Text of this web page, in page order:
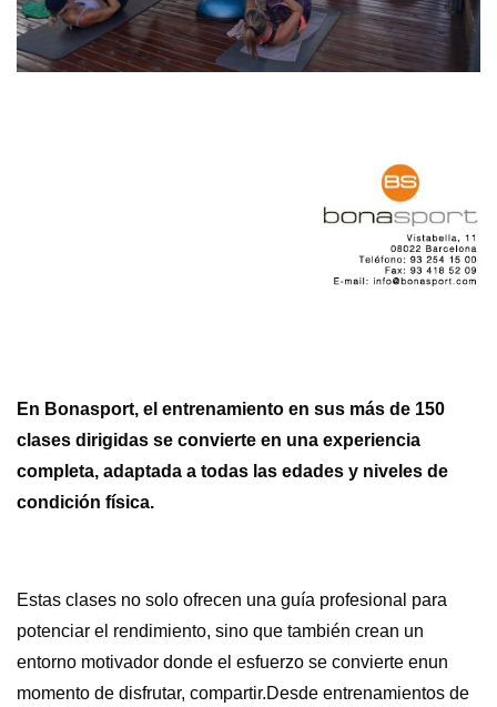
En Bonasport, el entrenamiento en sus más de 150
clases dirigidas se convierte en una experiencia
completa, adaptada a todas las edades y niveles de
condición física.
Estas clases no solo ofrecen una guía profesional para
potenciar el rendimiento, sino que también crean un
entorno motivador donde el esfuerzo se convierte enun
momento de disfrutar, compartir.Desde entrenamientos de